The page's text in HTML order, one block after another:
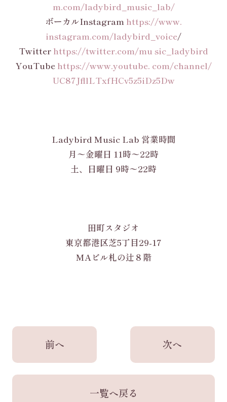
m.com/ladybird_music_lab/
ボーカルInstagram https://www.
instagram.com/ladybird_voice/
Twitter https://twitter.com/mu sic_ladybird
YouTube https://www.youtube. com/channel/
UC87JfllLTxfHCv5z5iDz5Dw
Ladybird Music Lab 営業時間
月〜金曜日 11時〜22時
土、日曜日 9時〜22時
田町スタジオ
東京都港区芝5丁目29-17
MAビル札の辻８階
前へ
一覧へ戻る
次へ